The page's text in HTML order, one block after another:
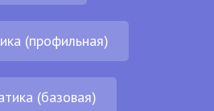
(профильная)
(базовая)